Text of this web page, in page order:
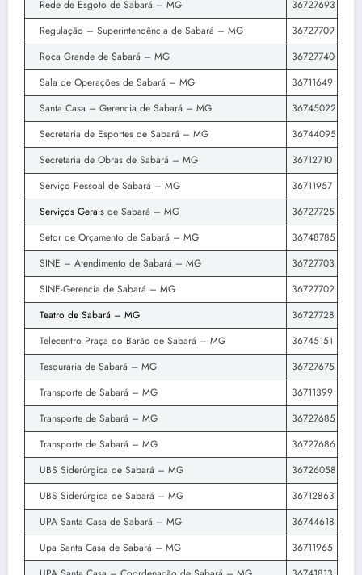
Rede de Esgoto de Sabará – MG
36727693
Regulação – Superintendência de Sabará – MG
36727709
Roca Grande de Sabará – MG
36727740
Sala de Operações de Sabará – MG
36711649
Santa Casa – Gerencia de Sabará – MG
36745022
Secretaria de Esportes de Sabará – MG
36744095
Secretaria de Obras de Sabará – MG
36712710
Serviço Pessoal de Sabará – MG
36711957
Serviços Gerais de Sabará – MG
36727725
Setor de Orçamento de Sabará – MG
36748785
SINE – Atendimento de Sabará – MG
36727703
SINE-Gerencia de Sabará – MG
36727702
Teatro de Sabará – MG
36727728
Telecentro Praça do Barão de Sabará – MG
36745151
Tesouraria de Sabará – MG
36727675
Transporte de Sabará – MG
36711399
Transporte de Sabará – MG
36727685
Transporte de Sabará – MG
36727686
UBS Siderúrgica de Sabará – MG
36726058
UBS Siderúrgica de Sabará – MG
36712863
UPA Santa Casa de Sabará – MG
36744618
Upa Santa Casa de Sabará – MG
36711965